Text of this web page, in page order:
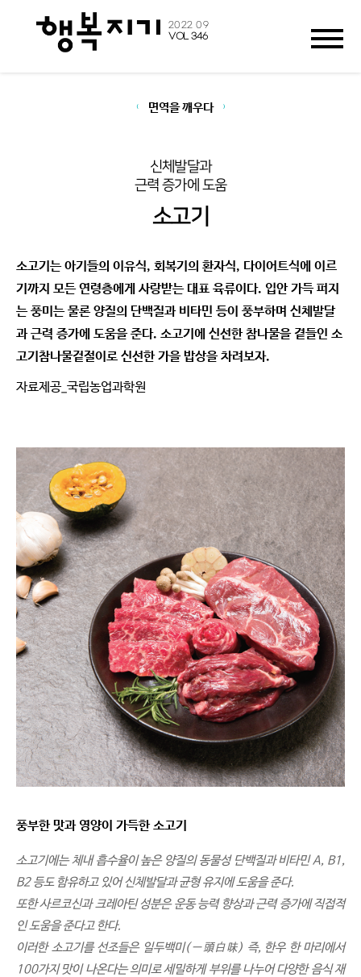
2022 09
VOL 346
면역을 깨우다
신체발달과
근력 증가에 도움
소고기
소고기는 아기들의 이유식, 회복기의 환자식, 다이어트식에 이르
기까지 모든 연령층에게 사랑받는 대표 육류이다. 입안 가득 퍼지
는 풍미는 물론 양질의 단백질과 비타민 등이 풍부하며 신체발달
과 근력 증가에 도움을 준다. 소고기에 신선한 참나물을 곁들인 소
고기참나물겉절이로 신선한 가을 밥상을 차려보자.
자료제공_국립농업과학원
풍부한 맛과 영양이 가득한 소고기
소고기에는 체내 흡수율이 높은 양질의 동물성 단백질과 비타민 A, B1,
B2 등도 함유하고 있어 신체발달과 균형 유지에 도움을 준다.
또한 사르코신과 크레아틴 성분은 운동 능력 향상과 근력 증가에 직접적
인 도움을 준다고 한다.
이러한 소고기를 선조들은 일두백미(一頭白味) 즉, 한우 한 마리에서
100가지 맛이 나온다는 의미로 세밀하게 부위를 나누어 다양한 음식 재